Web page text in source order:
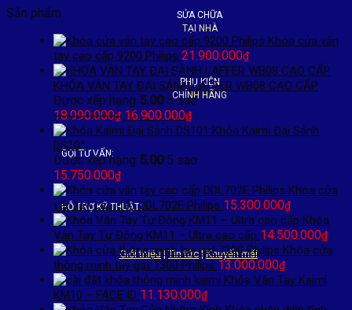
SỬA CHỮA
TẠI NHÀ
PHỤ KIỆN
CHÍNH HÃNG
GỌI TƯ VẤN:
HỖ TRỢ KỸ THUẬT:
Giới thiệu|Tin tức|Khuyến mãi
Sản phẩm
Khóa cửa vân
tay cao cấp 9200 Philips 21.900.000₫
KHÓA VÂN TAY ĐẠI SẢNH LAFFER WB08 CAO CẤP
Được xếp hạng 5.005 sao
18.990.000₫ Giá
gốc
18.990.000₫.
16.900.000₫Giá
hiện
là:
Khóa Kaimi Đại Sảnh
DS101
Được xếp hạng 5.005 sao
15.750.000₫
Khóa cửa
vân tay cao cấp DDL702E Philips 15.300.000₫
Khóa
Vân Tay Tự Động KM11 – Ultra cao cấp 14.500.000₫
Khóa cửa
thông minh tay gạt 7300 Philips 13.000.000₫
Khóa Vân Tay Kaimi
KM10 – FACE ID 11.130.000₫